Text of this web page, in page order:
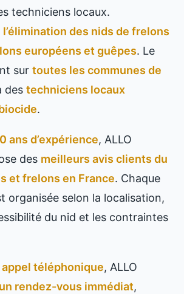
techniciens locaux.
l’élimination des nids de frelons
européens et guêpes. Le
sur toutes les communes de
des techniciens locaux
.
ans d’expérience, ALLO
des meilleurs avis clients du
et frelons en France. Chaque
organisée selon la localisation,
du nid et les contraintes
téléphonique, ALLO
un rendez-vous immédiat,